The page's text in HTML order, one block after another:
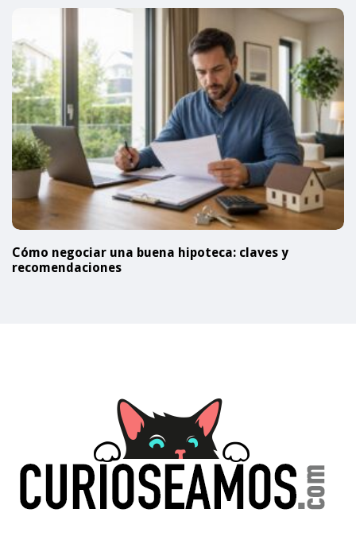
Cómo negociar una buena hipoteca: claves y
recomendaciones